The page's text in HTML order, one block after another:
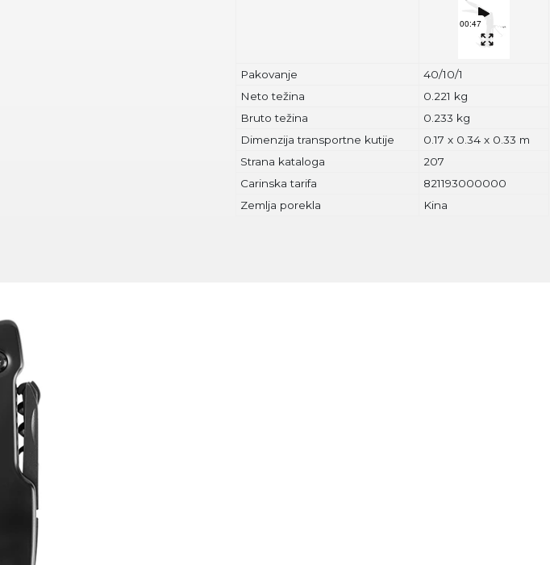
Pakovanje
40/10/1
Neto težina
0.221 kg
Bruto težina
0.233 kg
Dimenzija transportne kutije
0.17 x 0.34 x 0.33 m
Strana kataloga
207
Carinska tarifa
821193000000
Zemlja porekla
Kina